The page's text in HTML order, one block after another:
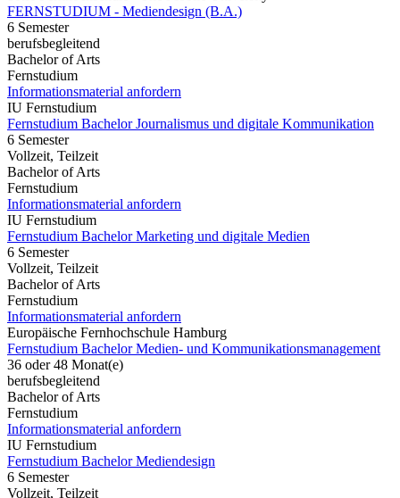
FERNSTUDIUM - Mediendesign (B.A.)
6 Semester
berufsbegleitend
Bachelor of Arts
Fernstudium
Informationsmaterial anfordern
IU Fernstudium
Fernstudium Bachelor Journalismus und digitale Kommunikation
6 Semester
Vollzeit, Teilzeit
Bachelor of Arts
Fernstudium
Informationsmaterial anfordern
IU Fernstudium
Fernstudium Bachelor Marketing und digitale Medien
6 Semester
Vollzeit, Teilzeit
Bachelor of Arts
Fernstudium
Informationsmaterial anfordern
Europäische Fernhochschule Hamburg
Fernstudium Bachelor Medien- und Kommunikationsmanagement
36 oder 48 Monat(e)
berufsbegleitend
Bachelor of Arts
Fernstudium
Informationsmaterial anfordern
IU Fernstudium
Fernstudium Bachelor Mediendesign
6 Semester
Vollzeit, Teilzeit